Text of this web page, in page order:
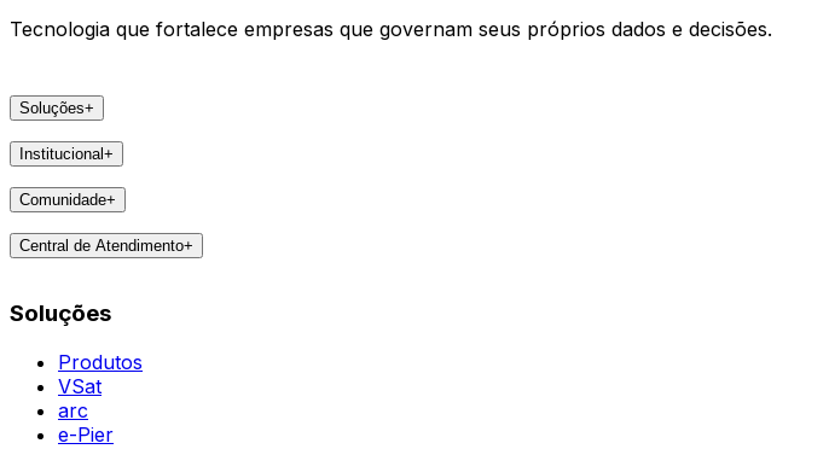
Tecnologia que fortalece empresas que governam seus próprios dados e decisões.
Soluções+
Produtos
arc
Institucional +
A Areco
Lideranças
Comunidade+
Eventos
Vivências
Central de Atendimento+
Todas as Regiões
Agent
Soluções
Produtos
VSat
arc
e-Pier